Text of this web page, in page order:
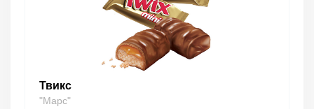
Твикс
"Марс"